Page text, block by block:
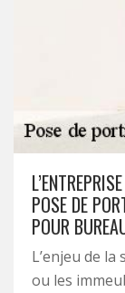
POSE DE
POUR
L’enjeu de
ou les